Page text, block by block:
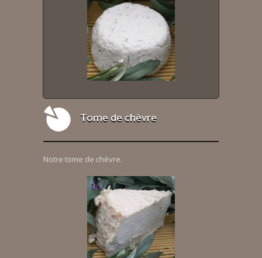
Tome de chèvre
Notre tome de chèvre.